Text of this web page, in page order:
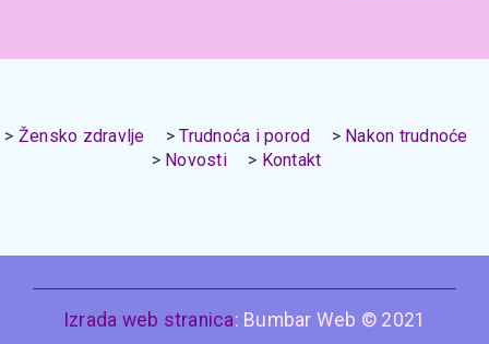
Žensko zdravlje Trudnoća i porod
Nakon trudnoće
Novosti
Kontakt
Izrada web stranica: Bumbar Web © 2021